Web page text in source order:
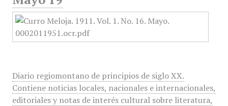
Diario regiomontano de principios de siglo XX.
Contiene noticias locales, nacionales e internacionales,
editoriales y notas de interés cultural sobre literatura,